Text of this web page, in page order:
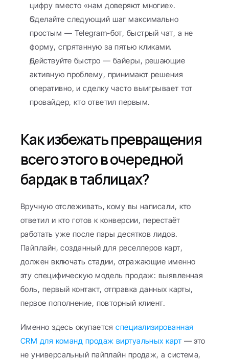
цифру вместо «нам доверяют многие».
Сделайте следующий шаг максимально
простым — Telegram-бот, быстрый чат, а не
форму, спрятанную за пятью кликами.
Действуйте быстро — байеры, решающие
активную проблему, принимают решения
оперативно, и сделку часто выигрывает тот
провайдер, кто ответил первым.
Как избежать превращения
всего этого в очередной
бардак в таблицах?
Вручную отслеживать, кому вы написали, кто
ответил и кто готов к конверсии, перестаёт
работать уже после пары десятков лидов.
Пайплайн, созданный для реселлеров карт,
должен включать стадии, отражающие именно
эту специфическую модель продаж: выявленная
боль, первый контакт, отправка данных карты,
первое пополнение, повторный клиент.
Именно здесь окупается специализированная
CRM для команд продаж виртуальных карт — это
не универсальный пайплайн продаж, а система,